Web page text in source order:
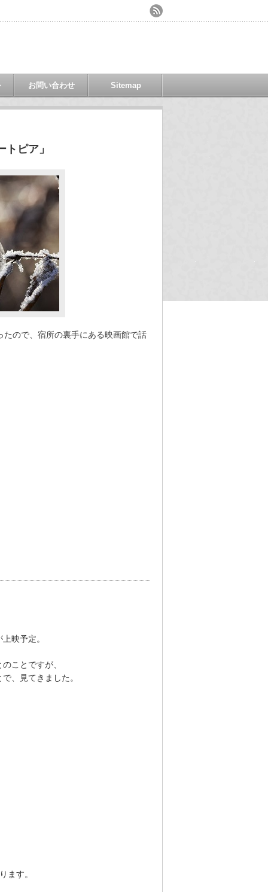
お問い合わせ Sitemap
ピア」
ので、宿所の裏手にある映画館で話
映予定。
ことですが、
、見てきました。
ます。